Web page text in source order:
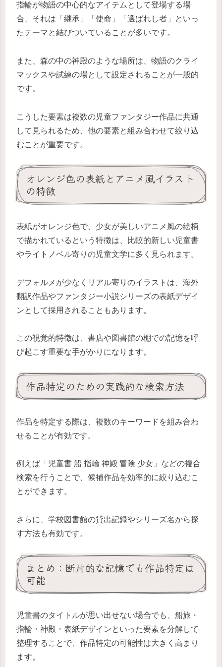
指輪が物語の中心的なアイテムとして登場する場
合、それは「継承」「使命」「選ばれし者」といっ
たテーマと結びついていることが多いです。
また、森の中の神殿のような場所は、物語のクライ
マックスや試練の場として設定されることが一般的
です。
こうした要素は複数の児童ファンタジー作品に共通
して見られるため、他の要素と組み合わせて絞り込
むことが重要です。
オレンジ色の表紙とアニメ風イラスト
の特徴
表紙がオレンジ色で、少女が美しいアニメ風の絵柄
で描かれているという特徴は、比較的新しい児童書
やライトノベル寄りの児童文学に多く見られます。
デフォルメが少なくリアル寄りのイラストは、海外
翻訳作品やファンタジー小説シリーズの表紙デザイ
ンとして採用されることもあります。
この視覚的特徴は、書店や図書館の棚での記憶を呼
び起こす重要な手がかりになります。
作品特定のための実践的な検索方法
作品を特定する際は、複数のキーワードを組み合わ
せることが有効です。
例えば「児童書 船 指輪 神殿 冒険 少女」などの複合
検索を行うことで、候補作品を効率的に絞り込むこ
とができます。
さらに、学校図書館の貸出記録やシリーズ名から探
す方法も有効です。
まとめ：断片的な記憶でも作品特定は
可能
児童書のタイトルが思い出せない場合でも、船旅・
指輪・神殿・表紙デザインといった要素を分解して
整理することで、作品特定の可能性は大きく高まり
ます。